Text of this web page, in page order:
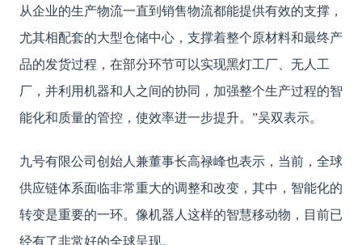
从企业的生产物流一直到销售物流都能提供有效的支撑，
尤其相配套的大型仓储中心，支撑着整个原材料和最终产
品的发货过程，在部分环节可以实现黑灯工厂、无人工
厂，并利用机器和人之间的协同，加强整个生产过程的智
能化和质量的管控，使效率进一步提升。”吴双表示。
九号有限公司创始人兼董事长高禄峰也表示，当前，全球
供应链体系面临非常重大的调整和改变，其中，智能化的
转变是重要的一环。像机器人这样的智慧移动物，目前已
经有了非常好的全球呈现。